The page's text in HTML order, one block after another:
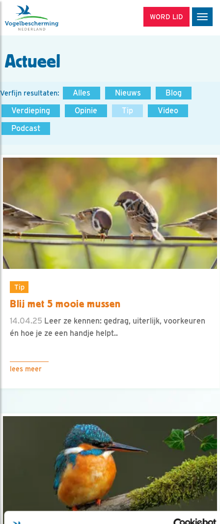
WORD LID
Actueel
Verfijn resultaten: Alles Nieuws
Blog
Verdieping
Opinie Tip
Video
Podcast
Tip
Blij met 5 mooie mussen
14.04.25 Leer ze kennen: gedrag, uiterlijk, voorkeuren
én hoe je ze een handje helpt..
lees meer